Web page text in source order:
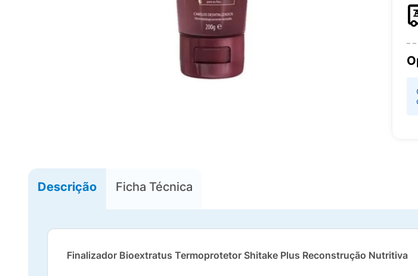
Descrição Ficha Técnica
Finalizador Bioextratus Termoprotetor Shitake Plus Reconstrução Nutritiva